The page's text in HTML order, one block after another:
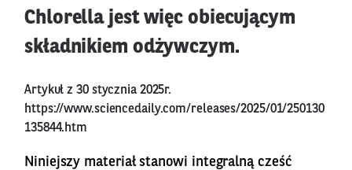
Chlorella jest więc obiecującym
składnikiem odżywczym.
Artykuł z 30 stycznia 2025r.
https://www.sciencedaily.com/releases/2025/01/250130
135844.htm
Niniejszy materiał stanowi integralną cześć